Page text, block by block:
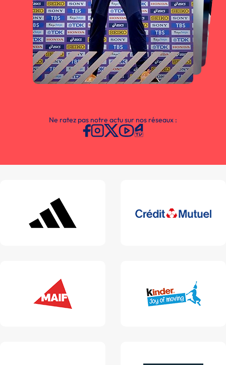
Ne ratez pas notre actu sur nos réseaux :